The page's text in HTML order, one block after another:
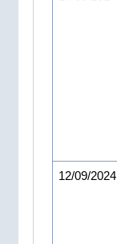
12/09/2024